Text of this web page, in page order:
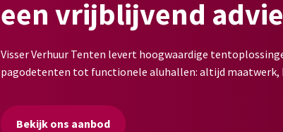
een vrijblijvend
Visser Verhuur Tenten levert hoogwaardige
pagodetenten tot functionele aluhallen: altijd maatwerk,
Bekijk ons aanbod